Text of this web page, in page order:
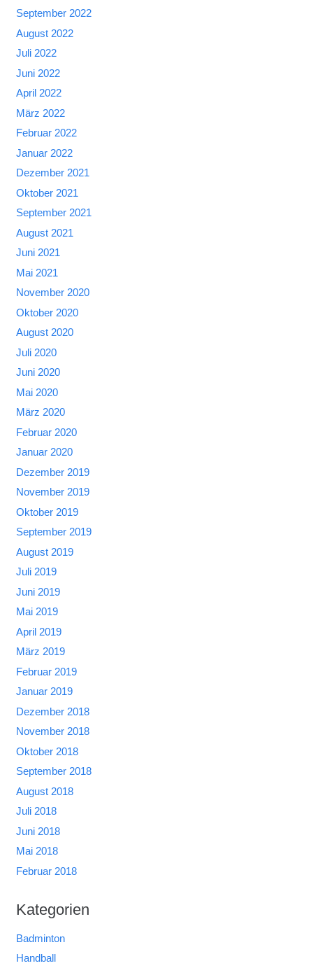
September 2022
August 2022
Juli 2022
Juni 2022
April 2022
März 2022
Februar 2022
Januar 2022
Dezember 2021
Oktober 2021
September 2021
August 2021
Juni 2021
Mai 2021
November 2020
Oktober 2020
August 2020
Juli 2020
Juni 2020
Mai 2020
März 2020
Februar 2020
Januar 2020
Dezember 2019
November 2019
Oktober 2019
September 2019
August 2019
Juli 2019
Juni 2019
Mai 2019
April 2019
März 2019
Februar 2019
Januar 2019
Dezember 2018
November 2018
Oktober 2018
September 2018
August 2018
Juli 2018
Juni 2018
Mai 2018
Februar 2018
Kategorien
Badminton
Handball